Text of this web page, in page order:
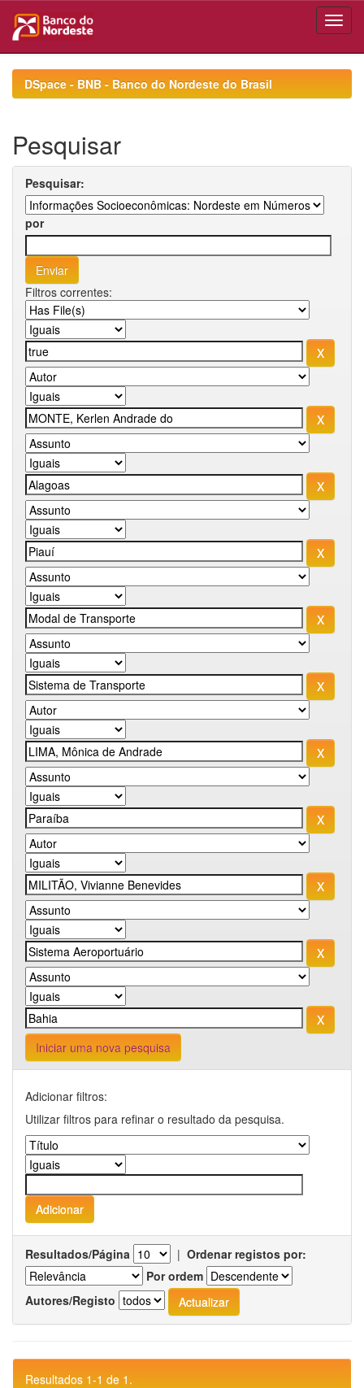
navigationDSpace - BNB - Banco do Nordeste do Brasil
Pesquisar
Pesquisar:
por
Filtros correntes:
Iniciar uma nova pesquisa
Adicionar filtros:
Utilizar filtros para refinar o resultado da pesquisa.
Resultados/Página | Ordenar registos por:
Por ordem
Autores/Registo
Resultados 1-1 de 1.